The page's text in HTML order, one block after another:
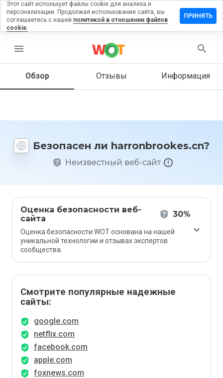
menu
Обзор Отзывы Информация
Безопасен ли harronbrookes.cn?
Неизвестный веб-сайт
Оценка безопасности веб-
сайта
30%
Оценка безопасности WOT основана на нашей
уникальной технологии и отзывах экспертов
сообщества.
Смотрите популярные надежные
сайты:
google.com
netflix.com
facebook.com
apple.com
foxnews.com
отзыв
Как бы
этот
1 до 5?
Этот сайт использует файлы cookie для анализа и
персонализации. Продолжая использование сайта, вы
соглашаетесь с нашей политикой в отношении файлов
cookie.
ПРИНЯТЬ